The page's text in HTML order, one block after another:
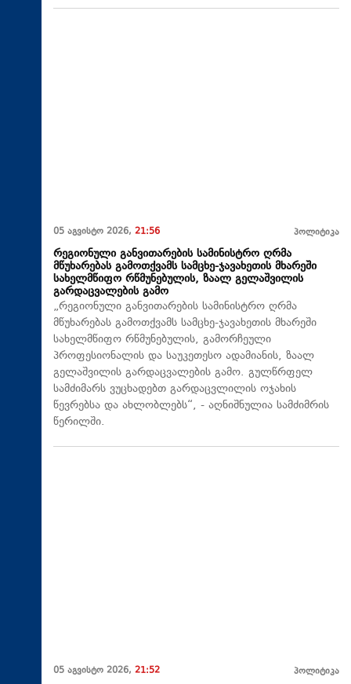
05 აგვისტო 2026, 21:56 პოლიტიკა
რეგიონული განვითარების სამინისტრო ღრმა
მწუხარებას გამოთქვამს სამცხე-ჯავახეთის მხარეში
სახელმწიფო რწმუნებულის, ზაალ გელაშვილის
გარდაცვალების გამო
„რეგიონული განვითარების სამინისტრო ღრმა
მწუხარებას გამოთქვამს სამცხე-ჯავახეთის მხარეში
სახელმწიფო რწმუნებულის, გამორჩეული
პროფესიონალის და საუკეთესო ადამიანის, ზაალ
გელაშვილის გარდაცვალების გამო. გულწრფელ
სამძიმარს ვუცხადებთ გარდაცვლილის ოჯახის
წევრებსა და ახლობლებს“, - აღნიშნულია სამძიმრის
წერილში.
05 აგვისტო 2026, 21:52 პოლიტიკა